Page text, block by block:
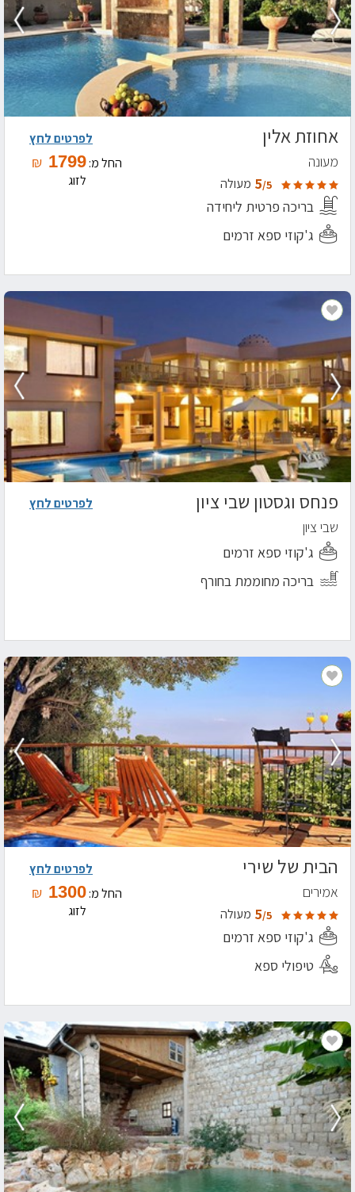
אחוזת אלין
מעונה
5/5 מעולה
בריכה פרטית ליחידה
ג'קוזי ספא זרמים
החל מ:1799
₪
לזוג
לפרטים לחץ
פנחס וגסטון שבי ציון
שבי ציון
ג'קוזי ספא זרמים
בריכה מחוממת בחורף
לפרטים לחץ
הבית של שירי
אמירים
5/5 מעולה
ג'קוזי ספא זרמים
טיפולי ספא
החל מ:1300
₪
לזוג
לפרטים לחץ